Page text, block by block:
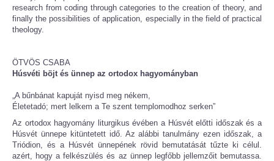
research from coding through categories to the creation of theory, and
finally the possibilities of application, especially in the field of practical
theology.
ÖTVÖS CSABA
Húsvéti böjt és ünnep az ortodox hagyományban
„A bűnbánat kapuját nyisd meg nékem,
Életetadó; mert lelkem a Te szent templomodhoz serken”
Az ortodox hagyomány liturgikus évében a Húsvét előtti időszak és a
Húsvét ünnepe kitüntetett idő. Az alábbi tanulmány ezen időszak, a
Triódion, és a Húsvét ünnepének rövid bemutatását tűzte ki célul.
azért, hogy a felkészülés és az ünnep legfőbb jellemzőit bemutassa.